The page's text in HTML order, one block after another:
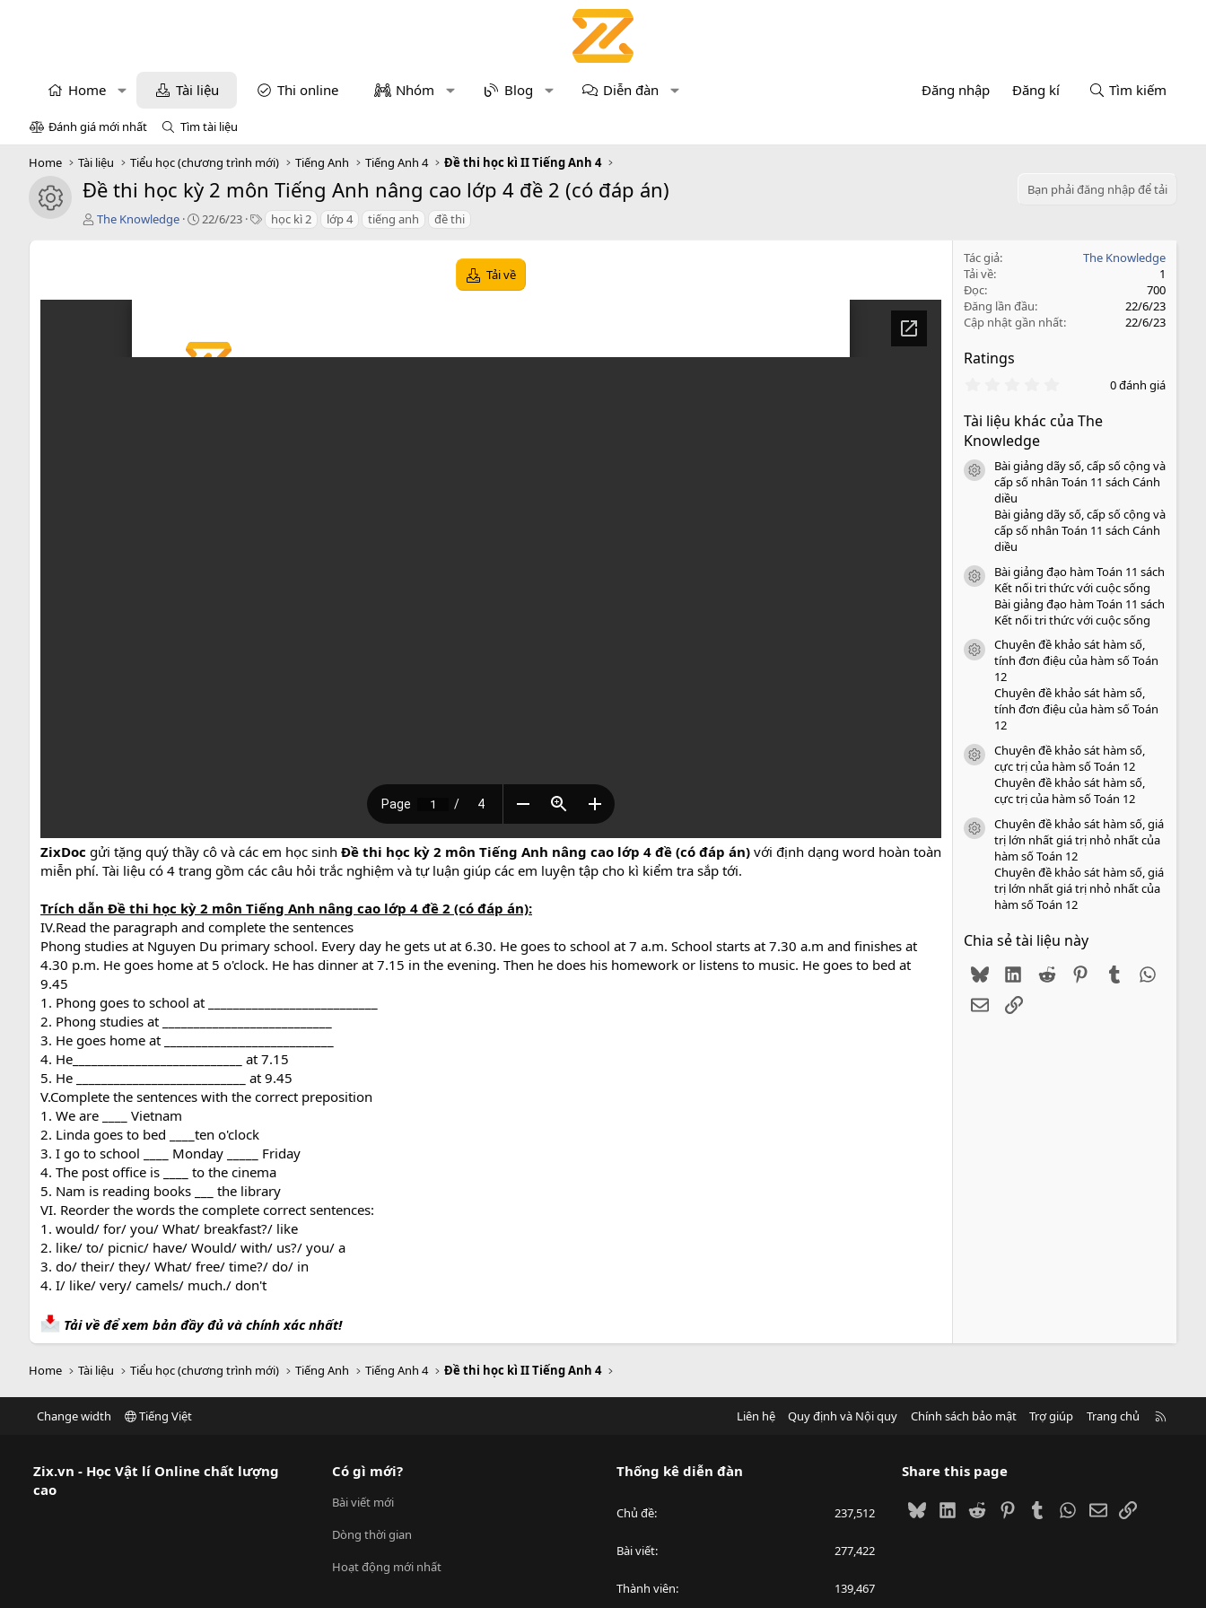
Home Tài liệu Thi online Nhóm Blog Diễn đàn Đăng nhập Đăng kí Tìm kiếm
Đánh giá mới nhất Tìm tài liệu
Home Tài liệu Tiểu học (chương trình mới) Tiếng Anh Tiếng Anh 4 Đề thi học kì II Tiếng Anh 4
icon tài liệu
Đề thi học kỳ 2 môn Tiếng Anh nâng cao lớp 4 đề 2 (có đáp án)
Bạn phải đăng nhập để tải
T
ả
The Knowledge
C
d
22/6/23
T học kì 2 lớp 4 tiếng anh đề thi
Tải về
ZixDoc gửi tặng quý thầy cô và các em học sinh Đề thi học kỳ 2 môn Tiếng Anh nâng cao lớp 4 đề (có đáp án) với định dạng word hoàn toàn
miễn phí. Tài liệu có 4 trang gồm các câu hỏi trắc nghiệm và tự luận giúp các em luyện tập cho kì kiểm tra sắp tới.
Trích dẫn Đề thi học kỳ 2 môn Tiếng Anh nâng cao lớp 4 đề 2 (có đáp án):
IV.Read the paragraph and complete the sentences
Phong studies at Nguyen Du primary school. Every day he gets ut at 6.30. He goes to school at 7 a.m. School starts at 7.30 a.m and finishes at
4.30 p.m. He goes home at 5 o'clock. He has dinner at 7.15 in the evening. Then he does his homework or listens to music. He goes to bed at
9.45
1. Phong goes to school at ___________________________
2. Phong studies at ___________________________
3. He goes home at ___________________________
4. He___________________________ at 7.15
5. He ___________________________ at 9.45
V.Complete the sentences with the correct preposition
1. We are ____ Vietnam
2. Linda goes to bed ____ten o'clock
3. I go to school ____ Monday _____ Friday
4. The post office is ____ to the cinema
5. Nam is reading books ___ the library
VI. Reorder the words the complete correct sentences:
1. would/ for/ you/ What/ breakfast?/ like
2. like/ to/ picnic/ have/ Would/ with/ us?/ you/ a
3. do/ their/ they/ What/ free/ time?/ do/ in
4. I/ like/ very/ camels/ much./ don't
Tải về để xem bản đầy đủ và chính xác nhất!
Tác giả
The Knowledge
Tải về
1
Đọc
700
Đăng lần đầu
22/6/23
Cập nhật gần nhất
22/6/23
Ratings
0
0
o
0 đánh giá
Tài liệu khác của The
Knowledge
icon tài liệu
Bài giảng dãy số, cấp số cộng và
cấp số nhân Toán 11 sách Cánh
diều
Bài giảng dãy số, cấp số cộng và
cấp số nhân Toán 11 sách Cánh
diều
icon tài liệu
Bài giảng đạo hàm Toán 11 sách
Kết nối tri thức với cuộc sống
Bài giảng đạo hàm Toán 11 sách
Kết nối tri thức với cuộc sống
icon tài liệu
Chuyên đề khảo sát hàm số,
tính đơn điệu của hàm số Toán
12
Chuyên đề khảo sát hàm số,
tính đơn điệu của hàm số Toán
12
icon tài liệu
Chuyên đề khảo sát hàm số,
cực trị của hàm số Toán 12
Chuyên đề khảo sát hàm số,
cực trị của hàm số Toán 12
icon tài liệu
Chuyên đề khảo sát hàm số, giá
trị lớn nhất giá trị nhỏ nhất của
hàm số Toán 12
Chuyên đề khảo sát hàm số, giá
trị lớn nhất giá trị nhỏ nhất của
hàm số Toán 12
Chia sẻ tài liệu này
BlueskyLinkedIn
Reddit PinterestTumblr
EmailLink
Home Tài liệu Tiểu học (chương trình mới) Tiếng Anh Tiếng Anh 4 Đề thi học kì II Tiếng Anh 4
Change width Tiếng Việt Liên hệ Quy định và Nội quy Chính sách bảo mật Trợ giúp Trang chủ
Zix.vn - Học Vật lí Online chất lượng
cao
Có gì mới?
Bài viết mới
Dòng thời gian
Hoạt động mới nhất
Thống kê diễn đàn
Chủ đề 237,512
Bài viết 277,422
Thành viên 139,467
Share this page
BlueskyLinkedIn
Reddit PinterestTumblrWhatsApp
EmailLink